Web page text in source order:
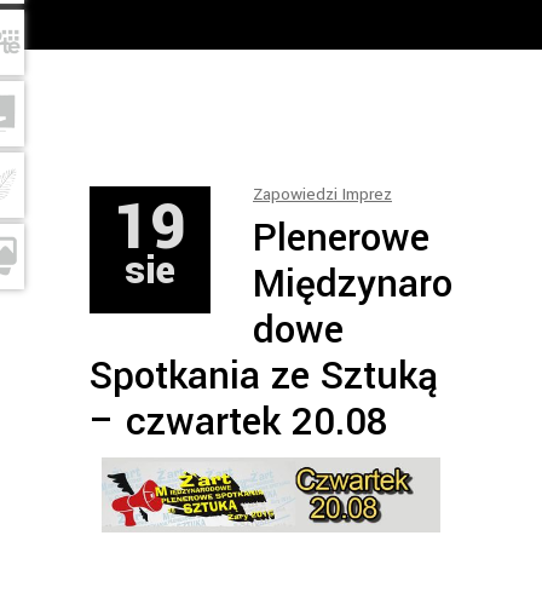
19
sie
Zapowiedzi Imprez
Plenerowe
Międzynaro
dowe
Spotkania ze Sztuką
– czwartek 20.08